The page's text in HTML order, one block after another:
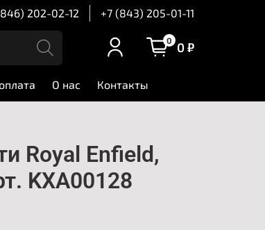
202-02-12 +7 (843) 205-01-11
0 0 ₽
О нас Контакты
Royal Enfield,
KXA00128